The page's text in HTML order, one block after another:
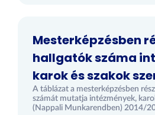
Mesterképzésben
hallgatók száma
karok és szakok
A táblázat a mesterképzésben
számát mutatja intézmények,
(Nappali Munkarendben) 2014/